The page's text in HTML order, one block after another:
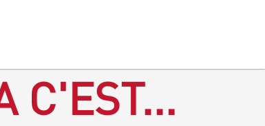
C'EST...